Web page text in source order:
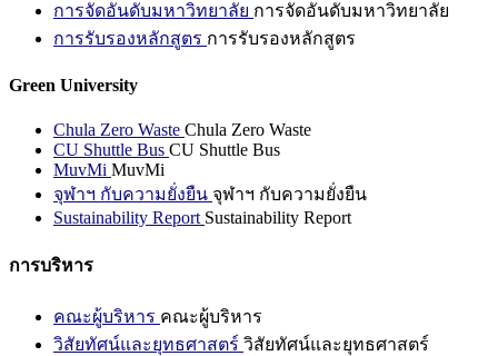
การจัดอันดับมหาวิทยาลัย การจัดอันดับมหาวิทยาลัย
การรับรองหลักสูตร การรับรองหลักสูตร
Green University
Chula Zero Waste Chula Zero Waste
CU Shuttle Bus CU Shuttle Bus
MuvMi MuvMi
จุฬาฯ กับความยั่งยืน จุฬาฯ กับความยั่งยืน
Sustainability Report Sustainability Report
การบริหาร
คณะผู้บริหาร คณะผู้บริหาร
วิสัยทัศน์และยุทธศาสตร์ วิสัยทัศน์และยุทธศาสตร์